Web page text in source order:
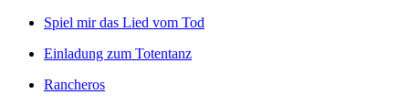
Spiel mir das Lied vom Tod
Einladung zum Totentanz
Rancheros